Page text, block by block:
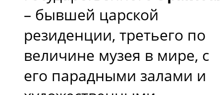
– бывшей царской
резиденции, третьего по
величине музея в мире, с
его парадными залами и